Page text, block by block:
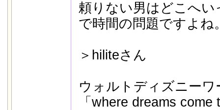
頼りない男はどこへ
で時間の問題ですよね
＞hiliteさん
ウォルトディズニー
「where dreams